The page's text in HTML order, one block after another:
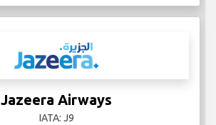
Jazeera Airways
IATA: J9